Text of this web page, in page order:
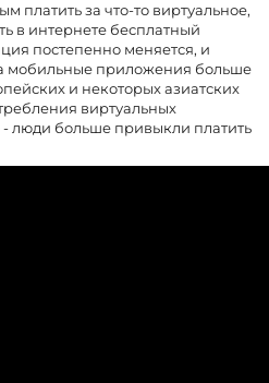
платить за что-то виртуальное,
в интернете бесплатный
постепенно меняется, и
мобильные приложения больше
и некоторых азиатских
виртуальных
люди больше привыкли платить